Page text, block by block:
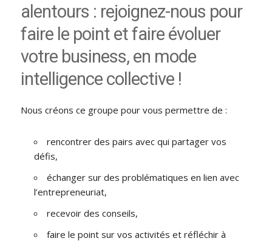
alentours : rejoignez-nous pour
faire le point et faire évoluer
votre business, en mode
intelligence collective !
Nous créons ce groupe pour vous permettre de :
rencontrer des pairs avec qui partager vos
défis,
échanger sur des problématiques en lien avec
l’entrepreneuriat,
recevoir des conseils,
faire le point sur vos activités et réfléchir à